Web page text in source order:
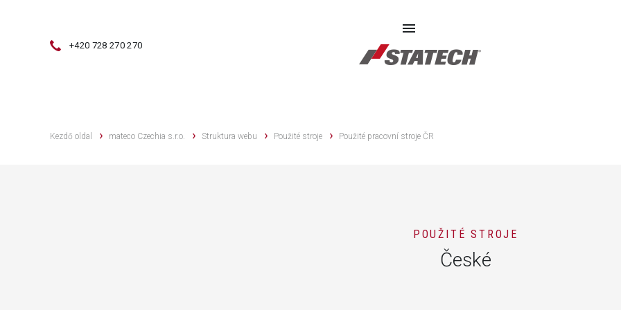
+420 728 270 270
Kezdő oldal mateco Czechia s.r.o. Struktura webu Použité stroje Použité pracovní stroje ČR
POUŽITÉ STROJE
České